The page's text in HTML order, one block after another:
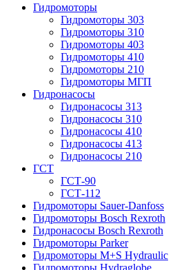
Гидромоторы
Гидромоторы 303
Гидромоторы 310
Гидромоторы 403
Гидромоторы 410
Гидромоторы 210
Гидромоторы МГП
Гидронасосы
Гидронасосы 313
Гидронасосы 310
Гидронасосы 410
Гидронасосы 413
Гидронасосы 210
ГСТ
ГСТ-90
ГСТ-112
Гидромоторы Sauer-Danfoss
Гидромоторы Bosch Rexroth
Гидронасосы Bosch Rexroth
Гидромоторы Parker
Гидромоторы M+S Hydraulic
Гидромоторы Hydraglobe